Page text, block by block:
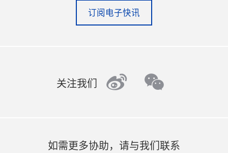
订阅电子快讯
关注我们 weibowechat
如需更多协助，请与我们联系